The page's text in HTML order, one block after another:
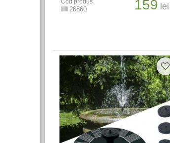
26860 159 lei